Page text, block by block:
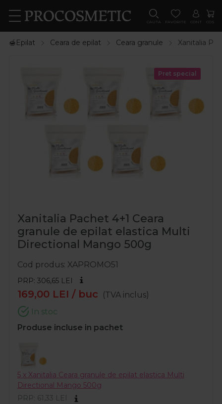
CAUTA FAVORITE CONT COS
🍯Epilat Ceara de epilat Ceara granule Xanitalia
Pret special
Xanitalia Pachet 4+1 Ceara
granule de epilat elastica Multi
Directional Mango 500g
Cod produs XAPROMO51
PRP: 306,65 LEI
169,00 LEI / buc
(TVA inclus)
In stoc
Produse incluse in pachet
5 x Xanitalia Ceara granule de epilat elastica Multi
Directional Mango 500g
PRP: 61,33 LEI